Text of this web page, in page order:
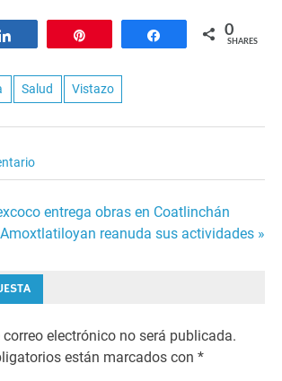
Share 0
SHARES
Salud Vistazo
entrega obras en Coatlinchán
reanuda sus actividades »
electrónico no será publicada.
están marcados con*